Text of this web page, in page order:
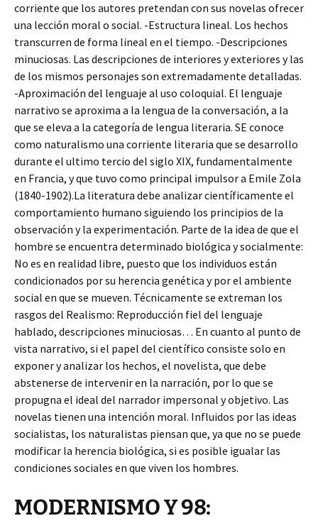
corriente que los autores pretendan con sus novelas ofrecer
una lección moral o social. -Estructura lineal. Los hechos
transcurren de forma lineal en el tiempo. -Descripciones
minuciosas. Las descripciones de interiores y exteriores y las
de los mismos personajes son extremadamente detalladas.
-Aproximación del lenguaje al uso coloquial. El lenguaje
narrativo se aproxima a la lengua de la conversación, a la
que se eleva a la categoría de lengua literaria. SE conoce
como naturalismo una corriente literaria que se desarrollo
durante el ultimo tercio del siglo XIX, fundamentalmente
en Francia, y que tuvo como principal impulsor a Emile Zola
(1840-1902).La literatura debe analizar científicamente el
comportamiento humano siguiendo los principios de la
observación y la experimentación. Parte de la idea de que el
hombre se encuentra determinado biológica y socialmente:
No es en realidad libre, puesto que los individuos están
condicionados por su herencia genética y por el ambiente
social en que se mueven. Técnicamente se extreman los
rasgos del Realismo: Reproducción fiel del lenguaje
hablado, descripciones minuciosas… En cuanto al punto de
vista narrativo, si el papel del científico consiste solo en
exponer y analizar los hechos, el novelista, que debe
abstenerse de intervenir en la narración, por lo que se
propugna el ideal del narrador impersonal y objetivo. Las
novelas tienen una intención moral. Influidos por las ideas
socialistas, los naturalistas piensan que, ya que no se puede
modificar la herencia biológica, si es posible igualar las
condiciones sociales en que viven los hombres.
MODERNISMO Y 98: